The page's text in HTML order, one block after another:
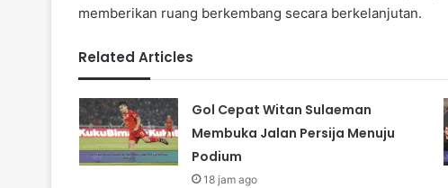
memberikan ruang berkembang secara berkelanjutan.
Related Articles
Gol Cepat Witan Sulaeman
Membuka Jalan Persija Menuju
Podium
18 jam ago